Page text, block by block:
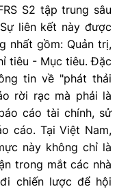
S2 tập trung sâu
liên kết này được
nhất gồm: Quản trị,
tiêu - Mục tiêu. Đặc
tin về "phát thải
rời rạc mà phải là
cáo tài chính, sử
cáo. Tại Việt Nam,
này không chỉ là
trong mắt các nhà
chiến lược để hội